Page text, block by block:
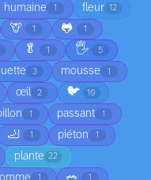
humaine 1 fleur 12
🦒 1 🐸 1
🥬 1 🖐️ 5
3 mousse 1
œil 2 🐦 10
1 passant 1
🦶 1 piéton 1
plante 22
1 🥗 1